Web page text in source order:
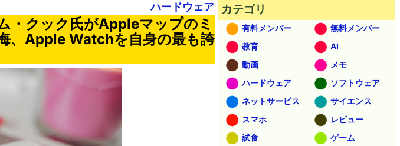
ハードウェア
・クック氏がAppleマップのミ
、Apple Watchを自身の最も誇
カテゴリ
有料メンバー
無料メンバー
教育
AI
動画
メモ
ハードウェア
ソフトウェア
ネットサービス
サイエンス
スマホ
レビュー
試食
ゲーム